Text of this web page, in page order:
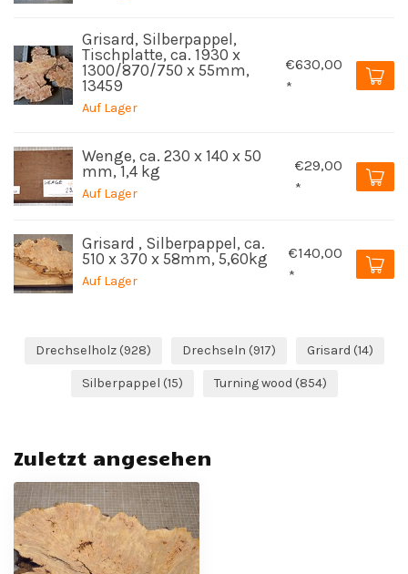
Grisard, Silberpappel,
Tischplatte, ca. 1930 x
1300/870/750 x 55mm,
13459
Auf Lager
€630,00
*
Wenge, ca. 230 x 140 x 50
mm, 1,4 kg
Auf Lager
€29,00
*
Grisard , Silberpappel, ca.
510 x 370 x 58mm, 5,60kg
Auf Lager
€140,00
*
Drechselholz (928) Drechseln (917) Grisard (14)
Silberpappel (15) Turning wood (854)
Zuletzt angesehen